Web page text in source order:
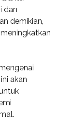
dan
demikian,
akan